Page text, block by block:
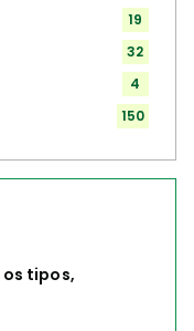
19
32
4
150
tipos,